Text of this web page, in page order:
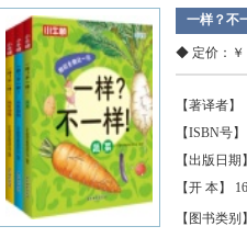
一样？不
◆ 定价：￥
【著译者】
【ISBN号
【出版日期
【开 本】 16
【图书类